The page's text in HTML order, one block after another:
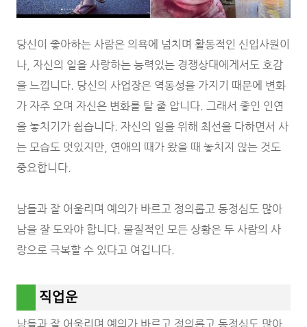
당신이 좋아하는 사람은 의욕에 넘치며 활동적인 신입사원이
나, 자신의 일을 사랑하는 능력있는 경쟁상대에게서도 호감
을 느낍니다. 당신의 사업장은 역동성을 가지기 때문에 변화
가 자주 오며 자신은 변화를 탈 줄 압니다. 그래서 좋인 인연
을 놓치기가 쉽습니다. 자신의 일을 위해 최선을 다하면서 사
는 모습도 멋있지만, 연애의 때가 왔을 때 놓치지 않는 것도
중요합니다.
남들과 잘 어울리며 예의가 바르고 정의롭고 동정심도 많아
남을 잘 도와야 합니다. 물질적인 모든 상황은 두 사람의 사
랑으로 극복할 수 있다고 여깁니다.
직업운
남들과 잘 어울리며 예의가 바르고 정의롭고 동정심도 많아